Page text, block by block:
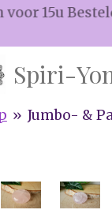
Spiri-
15u
» Jumbo- &